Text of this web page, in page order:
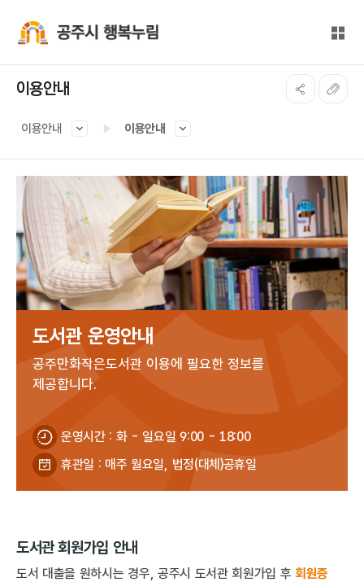
전체
이용안내
이용안내 이용안내
도서관 운영안내
공주만화작은도서관 이용에 필요한 정보를
제공합니다.
운영시간 : 화 - 일요일 9:00 - 18:00
휴관일 : 매주 월요일, 법정(대체)공휴일
도서관 회원가입 안내
도서 대출을 원하시는 경우, 공주시 도서관 회원가입 후회원증